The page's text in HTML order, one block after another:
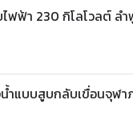
ยไฟฟ้า 230 กิโลโวล
น้ำแบบสูบกลับเขื่อนจุฬ